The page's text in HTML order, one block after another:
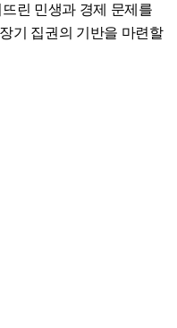
린 민생과 경제 문제를
기 집권의 기반을 마련할